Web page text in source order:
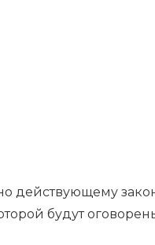
действующему
будут